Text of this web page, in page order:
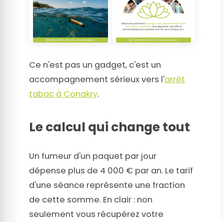
Ce n'est pas un gadget, c'est un
accompagnement sérieux vers l'arrêt
tabac à Conakry.
Le calcul qui change tout
Un fumeur d'un paquet par jour
dépense plus de 4 000 € par an. Le tarif
d'une séance représente une fraction
de cette somme. En clair : non
seulement vous récupérez votre